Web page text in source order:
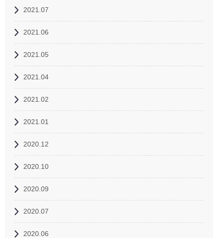
2021.07
2021.06
2021.05
2021.04
2021.02
2021.01
2020.12
2020.10
2020.09
2020.07
2020.06